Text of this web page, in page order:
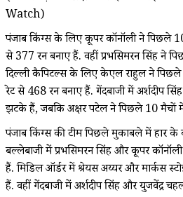
Watch)
पंजाब किंग्स के लिए कूपर कॉनॉली ने पिछले
से 377 रन बनाए हैं. वहीं प्रभसिमरन सिंह ने
दिल्ली कैपिटल्स के लिए केएल राहुल ने
रेट से 468 रन बनाए हैं. गेंदबाजी में अर्शदीप
झटके हैं, जबकि अक्षर पटेल ने पिछले 10 मैचों
पंजाब किंग्स की टीम पिछले मुकाबले में हार के
बल्लेबाजी में प्रभसिमरन सिंह और कूपर
हैं. मिडिल ऑर्डर में श्रेयस अय्यर और मार्कस
हैं. वहीं गेंदबाजी में अर्शदीप सिंह और युजवेंद्र